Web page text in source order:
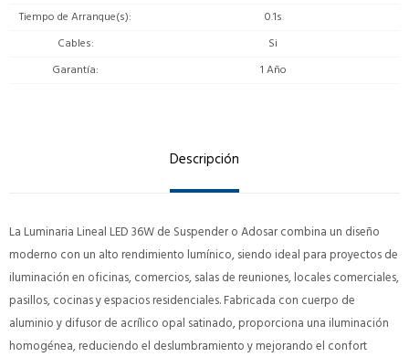
Tiempo de Arranque(s)
0.1s
Cables
Si
Garantía
1 Año
Descripción
La Luminaria Lineal LED 36W de Suspender o Adosar combina un diseño
moderno con un alto rendimiento lumínico, siendo ideal para proyectos de
iluminación en oficinas, comercios, salas de reuniones, locales comerciales,
pasillos, cocinas y espacios residenciales. Fabricada con cuerpo de
aluminio y difusor de acrílico opal satinado, proporciona una iluminación
homogénea, reduciendo el deslumbramiento y mejorando el confort